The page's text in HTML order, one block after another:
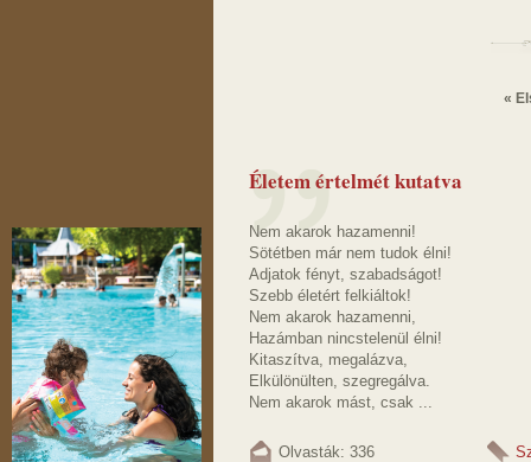
«
Életem értelmét kutatva
Nem akarok hazamenni!
Sötétben már nem tudok élni!
Adjatok fényt, szabadságot!
Szebb életért felkiáltok!
Nem akarok hazamenni,
Hazámban nincstelenül élni!
Kitaszítva, megalázva,
Elkülönülten, szegregálva.
Nem akarok mást, csak ...
Olvasták: 336